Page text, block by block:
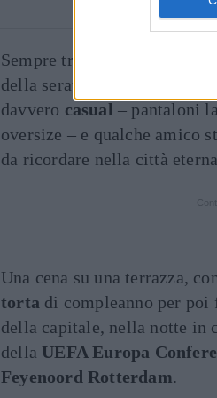
Sempre tramite il social, la
della serata trascorsa in
davvero casual – pantaloni
oversize – e qualche amico
da ricordare nella città
Una cena su una terrazza,
torta di compleanno per poi
della capitale, nella notte in
della UEFA Europa
Feyenoord Rotterdam.